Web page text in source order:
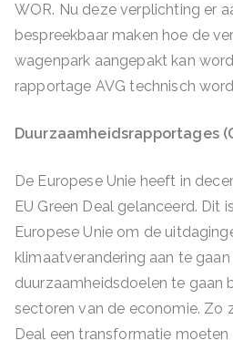
WOR. Nu deze verplichting er
bespreekbaar maken hoe de
wagenpark aangepakt kan
rapportage AVG technisch
Duurzaamheidsrapportages
De Europese Unie heeft in
EU Green Deal gelanceerd. Dit
Europese Unie om de
klimaatverandering aan te gaan
duurzaamheidsdoelen te gaan
sectoren van de economie. Zo
Deal een transformatie